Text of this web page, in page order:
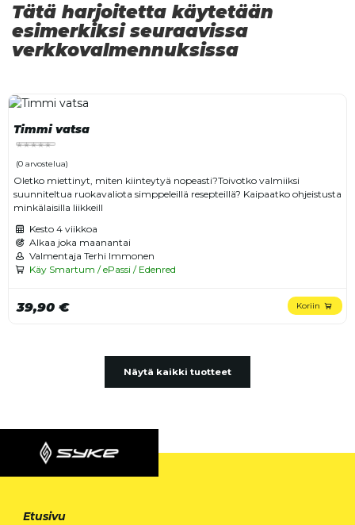
Tätä harjoitetta käytetään
esimerkiksi seuraavissa
verkkovalmennuksissa
Timmi vatsa
(0 arvostelua)
Oletko miettinyt, miten kiinteytyä nopeasti?Toivotko valmiiksi
suunniteltua ruokavaliota simppeleillä resepteillä? Kaipaatko ohjeistusta
minkälaisilla liikkeill
Kesto 4 viikkoa
Alkaa joka maanantai
Valmentaja Terhi Immonen
Käy Smartum / ePassi / Edenred
39,90 € Koriin
Näytä kaikki tuotteet
Etusivu